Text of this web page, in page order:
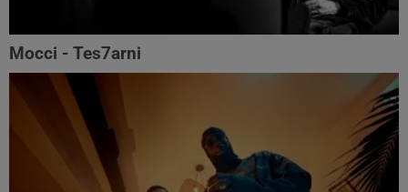
Mocci - Tes7arni